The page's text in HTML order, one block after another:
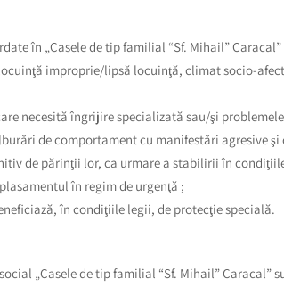
în „Casele de tip familial “Sf. Mihail”
improprie/lipsă locuinţă, climat socio-
necesită îngrijire specializată sau/şi
de comportament cu manifestări agresive
de părinţii lor, ca urmare a stabilirii în
în regim de urgenţă ;
în condiţiile legii, de protecţie specială.
„Casele de tip familial “Sf. Mihail” Caracal”